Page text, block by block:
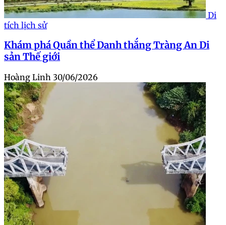
Di
tích lịch sử
Khám phá Quần thể Danh thắng Tràng An Di
sản Thế giới
Hoàng Linh 30/06/2026